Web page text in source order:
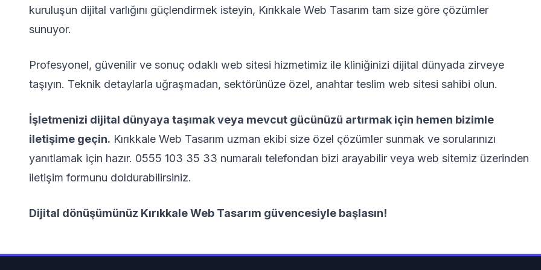
kuruluşun dijital varlığını güçlendirmek isteyin, Kırıkkale Web Tasarım tam size göre çözümler
sunuyor.
Profesyonel, güvenilir ve sonuç odaklı web sitesi hizmetimiz ile kliniğinizi dijital dünyada zirveye
taşıyın. Teknik detaylarla uğraşmadan, sektörünüze özel, anahtar teslim web sitesi sahibi olun.
İşletmenizi dijital dünyaya taşımak veya mevcut gücünüzü artırmak için hemen bizimle
iletişime geçin. Kırıkkale Web Tasarım uzman ekibi size özel çözümler sunmak ve sorularınızı
yanıtlamak için hazır. 0555 103 35 33 numaralı telefondan bizi arayabilir veya web sitemiz üzerinden
iletişim formunu doldurabilirsiniz.
Dijital dönüşümünüz Kırıkkale Web Tasarım güvencesiyle başlasın!